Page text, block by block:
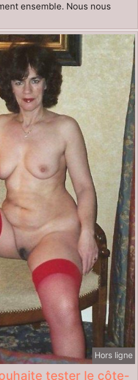
ensemble. Nous nous
Hors ligne
tester le côte-